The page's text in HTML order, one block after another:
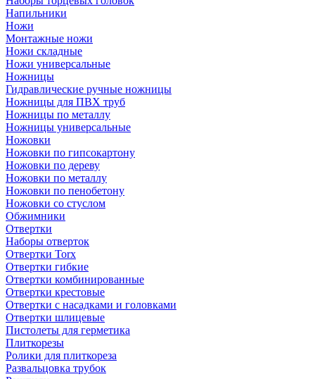
Напильники
Ножи
Монтажные ножи
Ножи складные
Ножи универсальные
Ножницы
Гидравлические ручные ножницы
Ножницы для ПВХ труб
Ножницы по металлу
Ножницы универсальные
Ножовки
Ножовки по гипсокартону
Ножовки по дереву
Ножовки по металлу
Ножовки по пенобетону
Ножовки со стуслом
Обжимники
Отвертки
Наборы отверток
Отвертки Torx
Отвертки гибкие
Отвертки комбинированные
Отвертки крестовые
Отвертки с насадками и головками
Отвертки шлицевые
Пистолеты для герметика
Плиткорезы
Ролики для плиткореза
Развальцовка трубок